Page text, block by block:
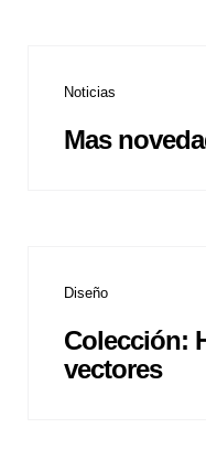
Categories
Noticias
Mas
Categories
Diseño
Colección:
vectores